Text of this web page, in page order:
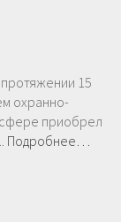
15
охранно-
приобрел
Подробнее…